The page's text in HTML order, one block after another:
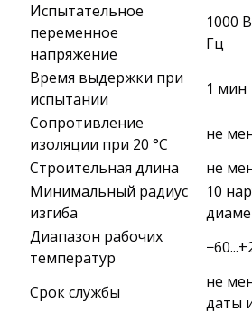
Испытательное
переменное
напряжение
1000
Гц
Время выдержки при
испытании
1 мин
Сопротивление
изоляции при 20 °С
не
Строительная длина
не
Минимальный радиус
изгиба
10
Диапазон рабочих
температур
Срок службы
не
даты